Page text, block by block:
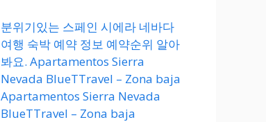
분위기있는 스페인 시에라 네바다
여행 숙박 예약 정보 예약순위 알아
봐요. Apartamentos Sierra
Nevada BlueTTravel – Zona baja
Apartamentos Sierra Nevada
BlueTTravel – Zona baja